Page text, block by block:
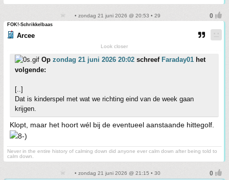
• zondag 21 juni 2026 @ 20:53 • 29
FOK!-Schrikkelbaas
Arcee
Look closer
Op zondag 21 juni 2026 20:02 schreef Faraday01 het
volgende:
[..]
Dat is kinderspel met wat we richting eind van de week gaan
krijgen.
Klopt, maar het hoort wél bij de eventueel aanstaande hittegolf.
Never in the entire history of calming down did anyone ever calm down after being told to
calm down.
• zondag 21 juni 2026 @ 21:15 • 30